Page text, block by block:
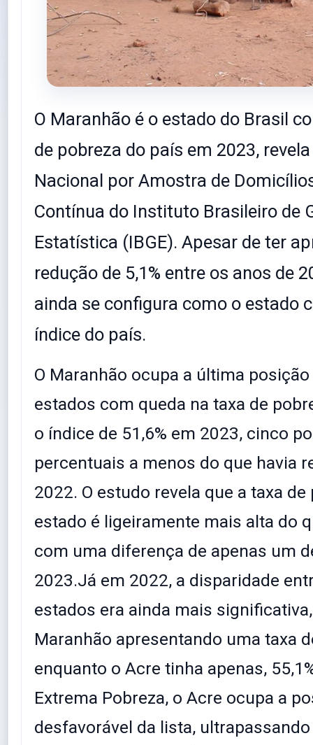
O Maranhão é o estado do Brasil
de pobreza do país em 2023,
Nacional por Amostra de
Contínua do Instituto Brasileiro de
Estatística (IBGE). Apesar de ter
redução de 5,1% entre os anos de
ainda se configura como o estado
índice do país.
O Maranhão ocupa a última
estados com queda na taxa de
o índice de 51,6% em 2023, cinco
percentuais a menos do que havia
2022. O estudo revela que a taxa de
estado é ligeiramente mais alta do
com uma diferença de apenas um
2023.Já em 2022, a disparidade
estados era ainda mais
Maranhão apresentando uma taxa
enquanto o Acre tinha apenas,
Extrema Pobreza, o Acre ocupa a
desfavorável da lista,